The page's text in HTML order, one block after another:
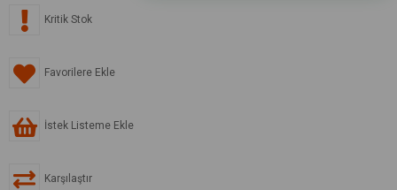
Kritik Stok
Favorilere Ekle
İstek Listeme Ekle
Karşılaştır